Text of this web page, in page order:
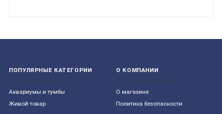
ПОПУЛЯРНЫЕ КАТЕГОРИИ
Aквариумы и тумбы
Живой товар
О КОМПАНИИ
О магазине
Политика безопасности